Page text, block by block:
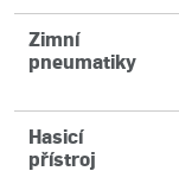
Zimní
pneumatiky
Hasicí
přístroj